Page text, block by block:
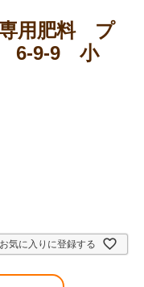
用肥料 プ
6-9-9 小
お気に入りに登録する